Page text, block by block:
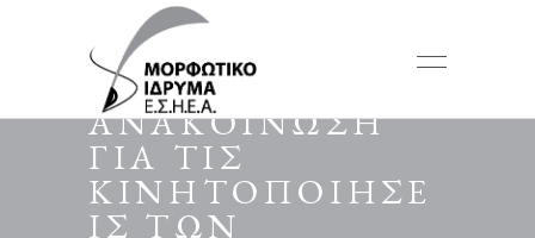
ΑΝΑΚΟΙΝΩΣΗ
ΓΙΑ ΤΙΣ
ΚΙΝΗΤΟΠΟΙΗΣΕ
ΙΣ ΤΩΝ